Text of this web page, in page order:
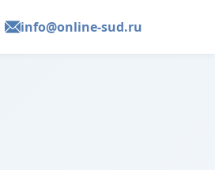
info@online-sud.ru